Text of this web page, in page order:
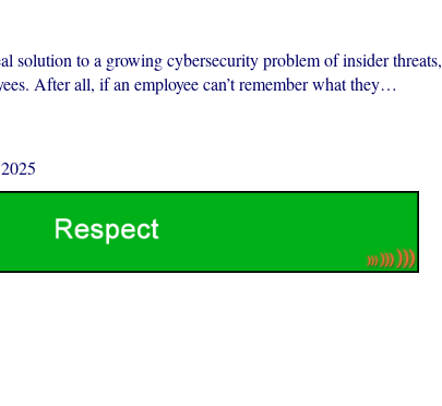
solution to a growing cybersecurity problem of insider threats,
After all, if an employee can’t remember what they…